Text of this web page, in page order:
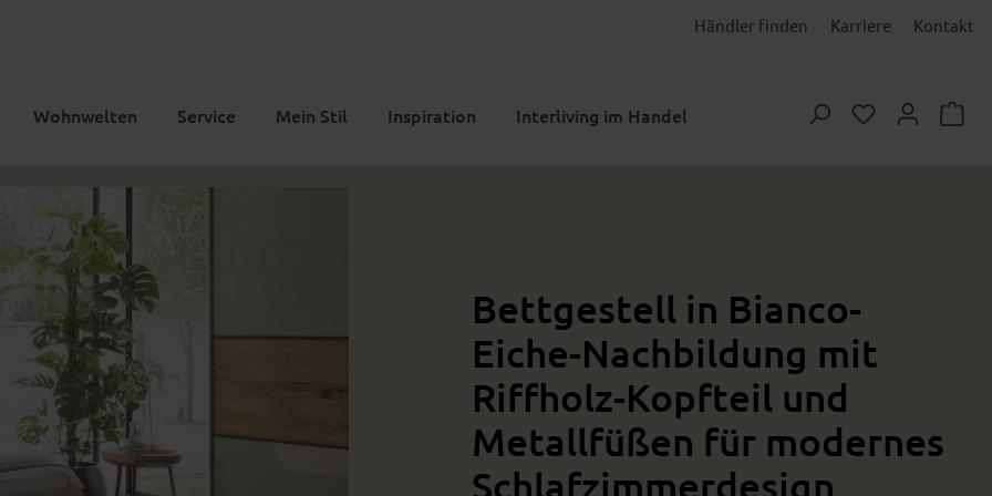
Händler finden Karriere Kontakt
Wohnwelten Service Mein Stil Inspiration Interliving im Handel Du hast 0
Bettgestell in Bianco-
Eiche-Nachbildung mit
Riffholz-Kopfteil und
Metallfüßen für modernes
Schlafzimmerdesign